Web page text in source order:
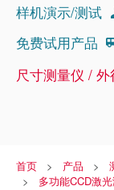
样机演示/测试
免费试用产品
尺寸测量仪 /
首页 产品
多功能CCD激